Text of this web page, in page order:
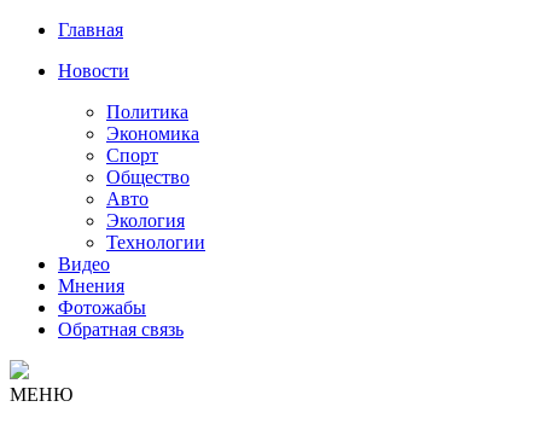
Главная
Новости
Политика
Экономика
Спорт
Общество
Авто
Экология
Технологии
Видео
Мнения
Фотожабы
Обратная связь
МЕНЮ